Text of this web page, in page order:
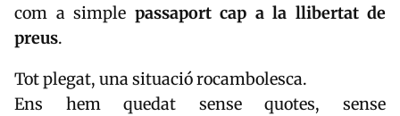
com a simple passaport cap a la llibertat de
preus.
Tot plegat, una situació rocambolesca.
Ens hem quedat sense quotes, sense